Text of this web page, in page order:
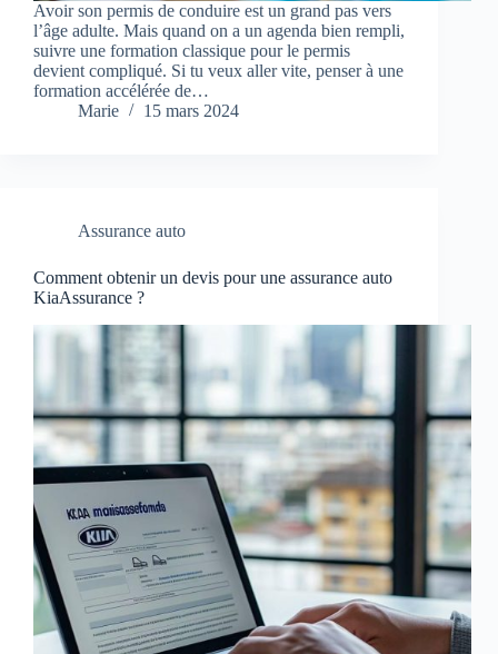
Avoir son permis de conduire est un grand pas vers
l’âge adulte. Mais quand on a un agenda bien rempli,
suivre une formation classique pour le permis
devient compliqué. Si tu veux aller vite, penser à une
formation accélérée de…
Marie
15 mars 2024
Assurance auto
Comment obtenir un devis pour une assurance auto
KiaAssurance ?